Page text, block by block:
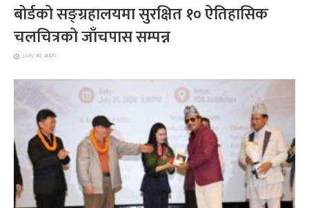
बोर्डको सङ्ग्रहालयमा सुरक्षित १० ऐतिहासिक
चलचित्रको जाँचपास सम्पन्न
July 30, 2026